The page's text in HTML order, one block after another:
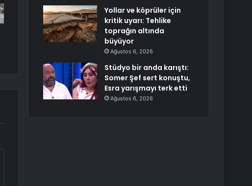
Yollar ve köprüler için
kritik uyarı: Tehlike
toprağın altında
büyüyor
Ağustos 6, 2026
Stüdyo bir anda karıştı:
Somer Şef sert konuştu,
Esra yarışmayı terk etti
Ağustos 6, 2026